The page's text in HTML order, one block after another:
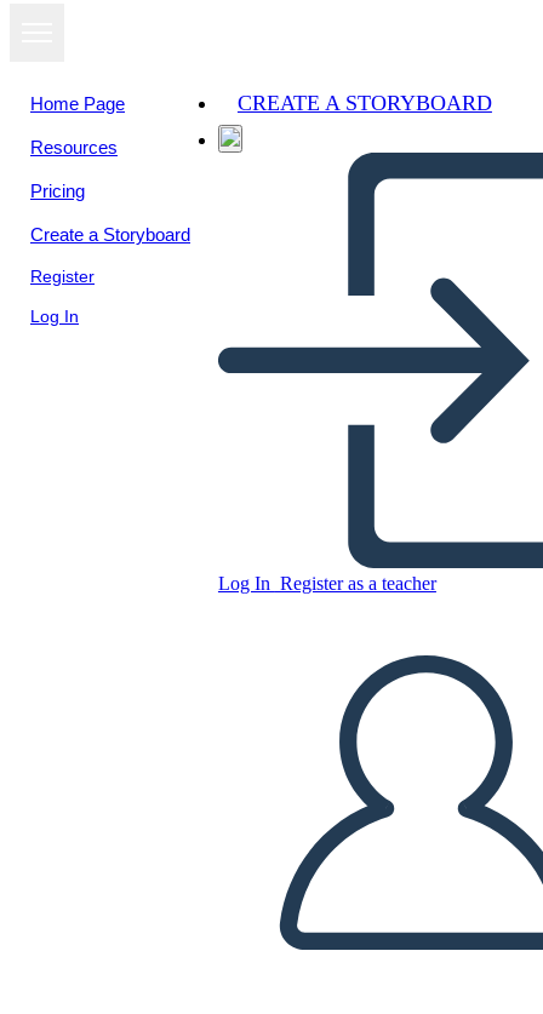
Home Page
Resources
Pricing
Create a Storyboard
Register
Log In
CREATE A STORYBOARD
Log In Register as a teacher
Biografia di Maria Tallchief
CREATE A STORYBOARD
PLAY SLIDESHOW
READ TO ME